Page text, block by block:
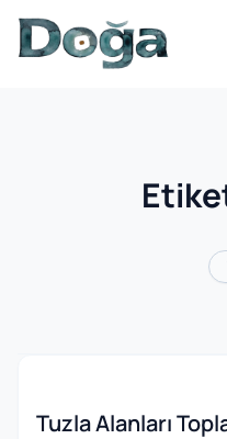
İçeriğe geç
Tuzla Alanları